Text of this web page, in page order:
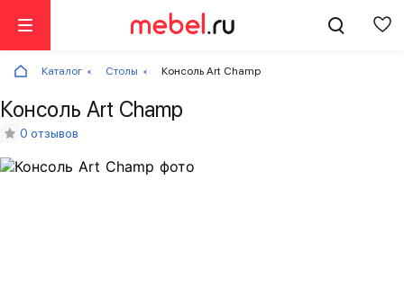
Каталог Столы Консоль Art Champ
Консоль Art Champ
0 отзывов